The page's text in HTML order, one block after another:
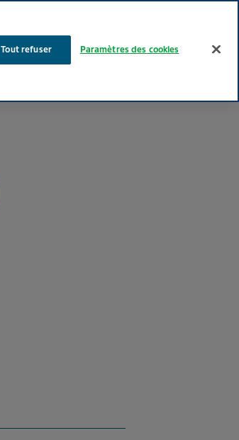
Tout refuser Paramètres des cookies